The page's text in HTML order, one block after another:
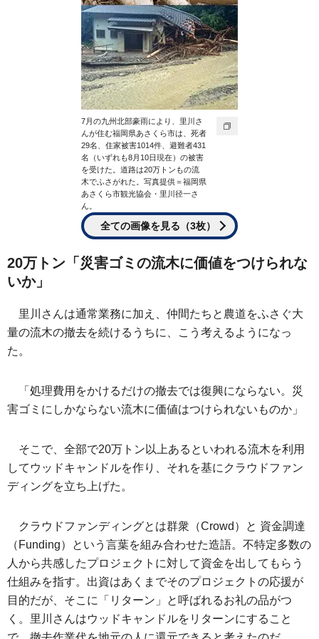
7月の九州北部豪雨により、里川さ
んが住む福岡県あさくら市は、死者
29名、住家被害1014件、避難者431
名（いずれも8月10日現在）の被害
を受けた。道路は20万トンもの流
木でふさがれた。写真提供＝福岡県
あさくら市観光協会・里川径一さ
ん。
全ての画像を見る（3枚）
20万トン「災害ゴミの流木に価値をつけられな
いか」
里川さんは通常業務に加え、仲間たちと農道をふさぐ大
量の流木の撤去を続けるうちに、こう考えるようになっ
た。
「処理費用をかけるだけの撤去では復興にならない。災
害ゴミにしかならない流木に価値はつけられないものか」
そこで、全部で20万トン以上あるといわれる流木を利用
してウッドキャンドルを作り、それを基にクラウドファン
ディングを立ち上げた。
クラウドファンディングとは群衆（Crowd）と 資金調達
（Funding）という言葉を組み合わせた造語。不特定多数の
人から共感したプロジェクトに対して資金を出してもらう
仕組みを指す。出資はあくまでそのプロジェクトの応援が
目的だが、そこに「リターン」と呼ばれるお礼の品がつ
く。里川さんはウッドキャンドルをリターンにすること